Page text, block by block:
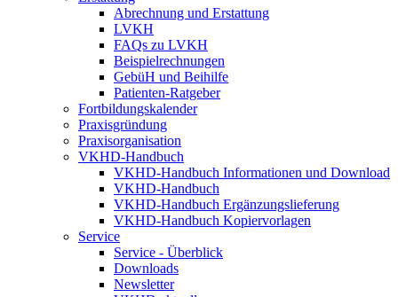
Abrechnung und Erstattung
LVKH
FAQs zu LVKH
Beispielrechnungen
GebüH und Beihilfe
Patienten-Ratgeber
Fortbildungskalender
Praxisgründung
Praxisorganisation
VKHD-Handbuch
VKHD-Handbuch Informationen und Download
VKHD-Handbuch
VKHD-Handbuch Ergänzungslieferung
VKHD-Handbuch Kopiervorlagen
Service
Service - Überblick
Downloads
Newsletter